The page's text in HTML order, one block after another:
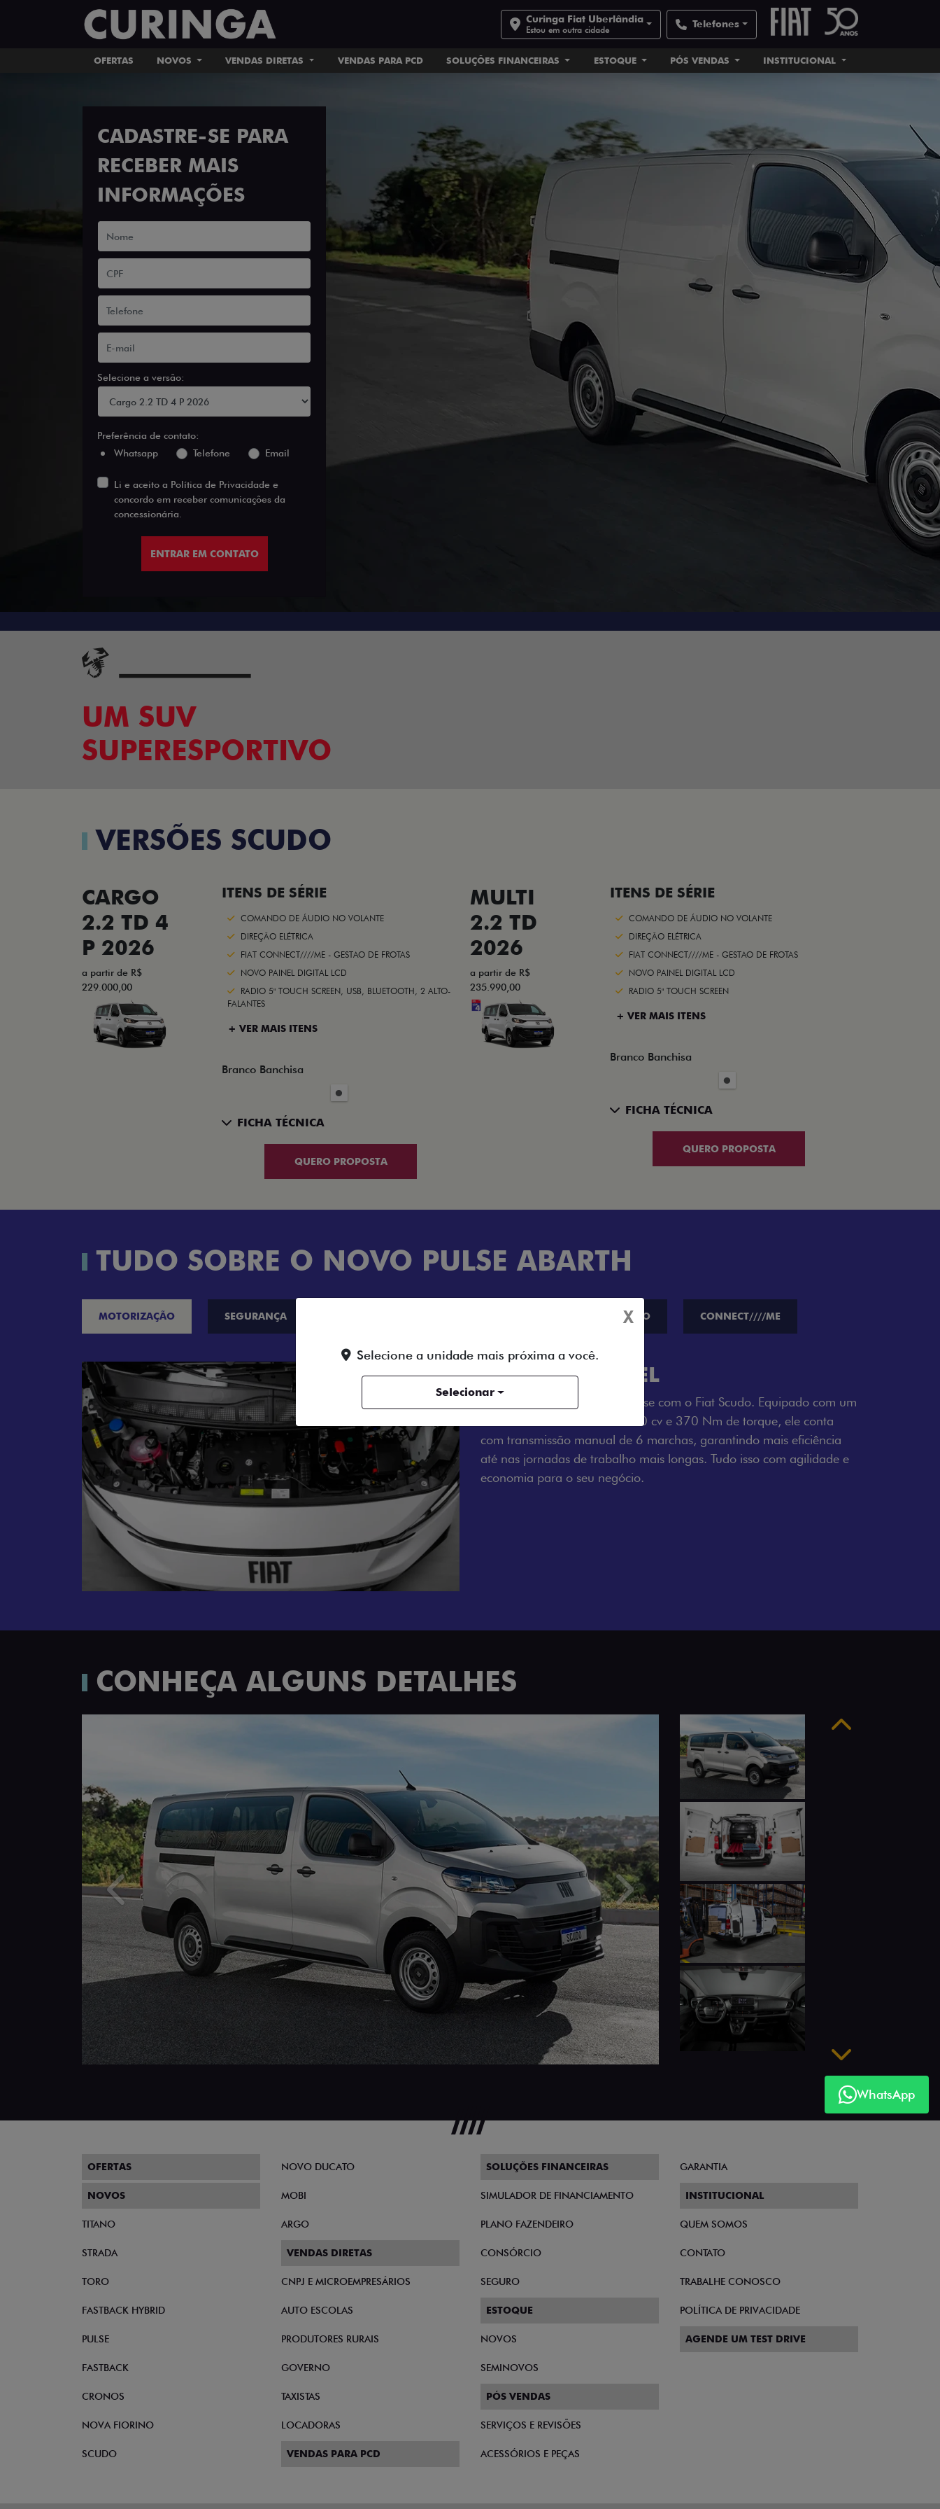
Curinga Fiat Uberlândia
Estou em outra cidade Telefones
OFERTAS NOVOS VENDAS DIRETAS VENDAS PARA PCD SOLUÇÕES FINANCEIRAS ESTOQUE PÓS VENDAS INSTITUCIONAL
CADASTRE-SE PARA
RECEBER MAIS
INFORMAÇÕES
Selecione a versão:
Preferência de contato:
Whatsapp
Telefone Email
Li e aceito a Política de Privacidade e
concordo em receber comunicações da
concessionária.
ENTRAR EM CONTATO
UM SUV
SUPERESPORTIVO
VERSÕES SCUDO
CARGO
2.2 TD 4
P 2026
a partir de R$
229.000,00
ITENS DE SÉRIE
COMANDO DE ÁUDIO NO VOLANTE
DIREÇÃO ELÉTRICA
FIAT CONNECT////ME - GESTAO DE FROTAS
NOVO PAINEL DIGITAL LCD
RADIO 5" TOUCH SCREEN, USB, BLUETOOTH, 2 ALTO-
FALANTES
+ VER MAIS ITENS
Branco Banchisa
FICHA TÉCNICA
QUERO PROPOSTA
MULTI
2.2 TD
2026
a partir de R$
235.990,00
ITENS DE SÉRIE
COMANDO DE ÁUDIO NO VOLANTE
DIREÇÃO ELÉTRICA
FIAT CONNECT////ME - GESTAO DE FROTAS
NOVO PAINEL DIGITAL LCD
RADIO 5" TOUCH SCREEN
+ VER MAIS ITENS
Branco Banchisa
FICHA TÉCNICA
QUERO PROPOSTA
TUDO SOBRE O NOVO PULSE ABARTH
MOTORIZAÇÃO SEGURANÇA CONFORTO CONNECT////ME
MOTOR A DIESEL
Tenha um dia a dia sem estresse com o Fiat Scudo. Equipado com um
motor 2.2 Turbo Diesel de 150 cv e 370 Nm de torque, ele conta
com transmissão manual de 6 marchas, garantindo mais eficiência
até nas jornadas de trabalho mais longas. Tudo isso com agilidade e
economia para o seu negócio.
CONHEÇA ALGUNS DETALHES
Anterior Próximo
Anterior
WhatsApp
OFERTAS
NOVOS
TITANO
STRADA
TORO
FASTBACK HYBRID
PULSE
FASTBACK
CRONOS
NOVA FIORINO
SCUDO
NOVO DUCATO
MOBI
ARGO
VENDAS DIRETAS
CNPJ E MICROEMPRESÁRIOS
AUTO ESCOLAS
PRODUTORES RURAIS
GOVERNO
TAXISTAS
LOCADORAS
VENDAS PARA PCD
SOLUÇÕES FINANCEIRAS
SIMULADOR DE FINANCIAMENTO
PLANO FAZENDEIRO
CONSÓRCIO
SEGURO
ESTOQUE
NOVOS
SEMINOVOS
PÓS VENDAS
SERVIÇOS E REVISÕES
ACESSÓRIOS E PEÇAS
GARANTIA
INSTITUCIONAL
QUEM SOMOS
CONTATO
TRABALHE CONOSCO
POLÍTICA DE PRIVACIDADE
AGENDE UM TEST DRIVE
X
Selecione a unidade mais próxima a você.
Selecionar